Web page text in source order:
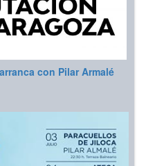
con Pilar Armalé